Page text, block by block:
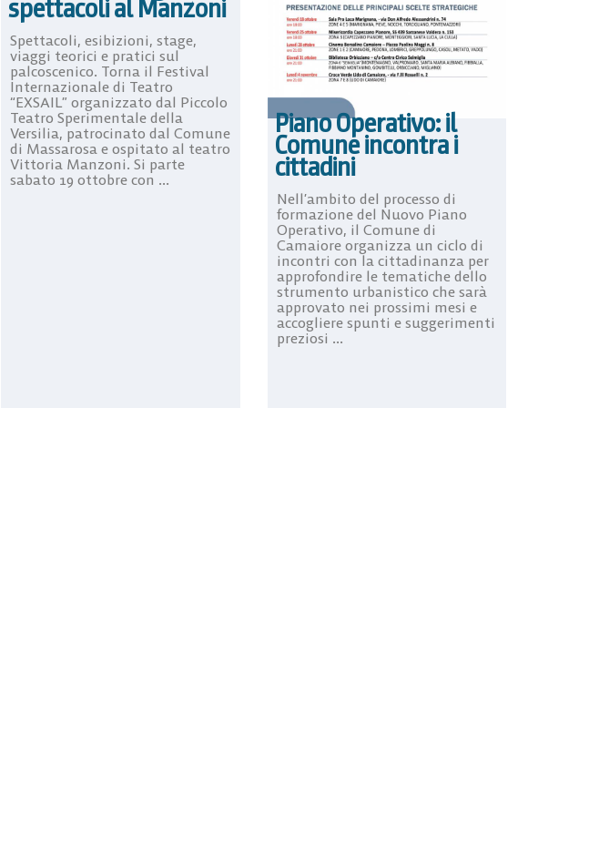
spettacoli al Manzoni
Spettacoli, esibizioni, stage,
viaggi teorici e pratici sul
palcoscenico. Torna il Festival
Internazionale di Teatro
“EXSAIL” organizzato dal Piccolo
Teatro Sperimentale della
Versilia, patrocinato dal Comune
di Massarosa e ospitato al teatro
Vittoria Manzoni. Si parte
sabato 19 ottobre con ...
Piano Operativo: il
Comune incontra i
cittadini
Nell’ambito del processo di
formazione del Nuovo Piano
Operativo, il Comune di
Camaiore organizza un ciclo di
incontri con la cittadinanza per
approfondire le tematiche dello
strumento urbanistico che sarà
approvato nei prossimi mesi e
accogliere spunti e suggerimenti
preziosi ...